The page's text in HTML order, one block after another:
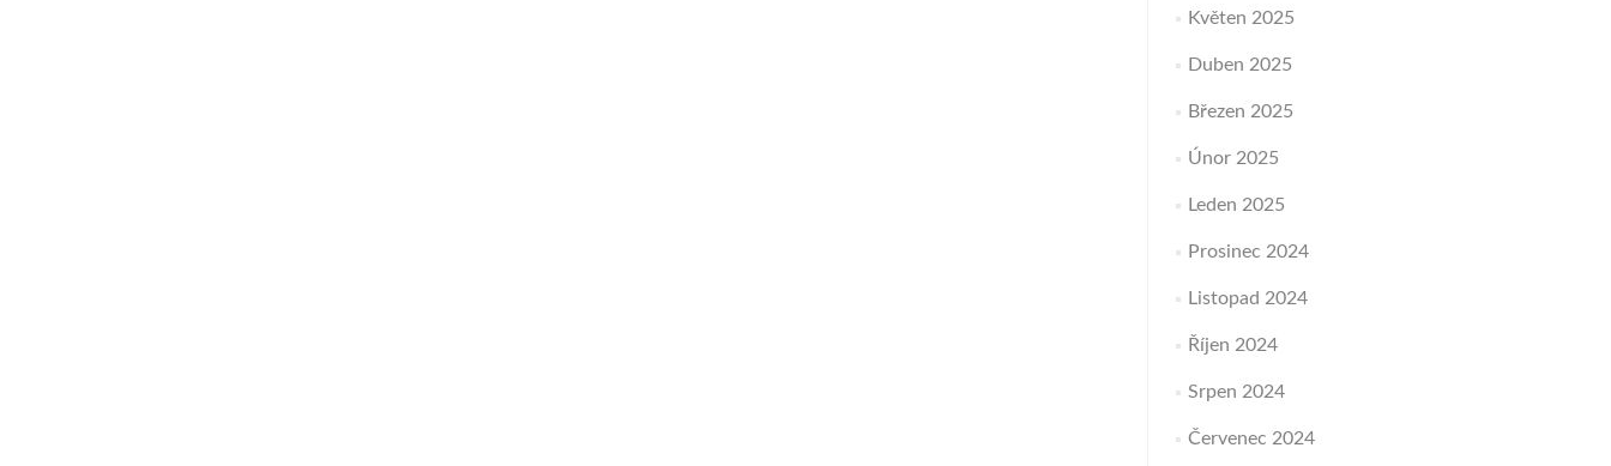
Květen 2025
Duben 2025
Březen 2025
Únor 2025
Leden 2025
Prosinec 2024
Listopad 2024
Říjen 2024
Srpen 2024
Červenec 2024